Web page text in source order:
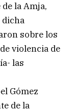
la Amja,
dicha
sobre los
violencia de
las
Gómez
de la